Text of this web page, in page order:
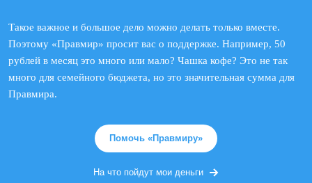
Такое важное и большое дело можно делать только вместе.
Поэтому «Правмир» просит вас о поддержке. Например, 50
рублей в месяц это много или мало? Чашка кофе? Это не так
много для семейного бюджета, но это значительная сумма для
Правмира.
Помочь «Правмиру»
На что пойдут мои деньги